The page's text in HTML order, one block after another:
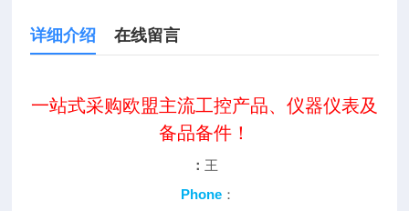
详细介绍 在线留言
一站式采购欧盟主流工控产品、仪器仪表及
备品备件！
： 王
Phone：